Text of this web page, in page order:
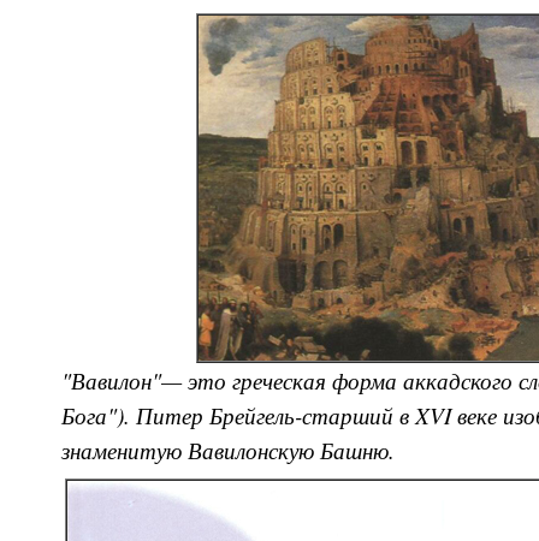
"Вавилон"— это греческая форма аккадского
Бога"). Питер Брейгель-старший в XVI веке
знаменитую Вавилонскую Башню.